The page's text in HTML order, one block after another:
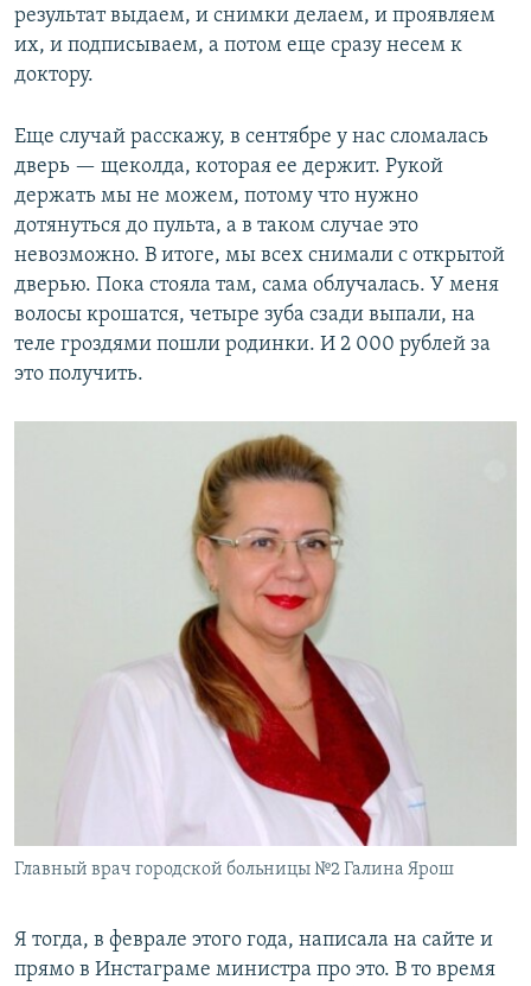
результат выдаем, и снимки делаем, и проявляем
их, и подписываем, а потом еще сразу несем к
доктору.
Еще случай расскажу, в сентябре у нас сломалась
дверь — щеколда, которая ее держит. Рукой
держать мы не можем, потому что нужно
дотянуться до пульта, а в таком случае это
невозможно. В итоге, мы всех снимали с открытой
дверью. Пока стояла там, сама облучалась. У меня
волосы крошатся, четыре зуба сзади выпали, на
теле гроздями пошли родинки. И 2 000 рублей за
это получить.
Главный врач городской больницы №2 Галина Ярош
Я тогда, в феврале этого года, написала на сайте и
прямо в Инстаграме министра про это. В то время